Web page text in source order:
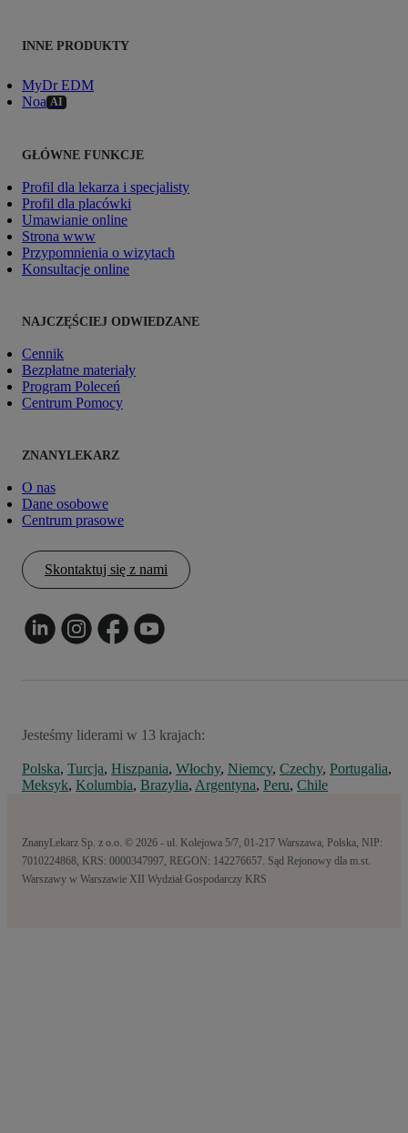
INNE PRODUKTY
MyDr EDM
Noa AI
GŁÓWNE FUNKCJE
Profil dla lekarza i specjalisty
Profil dla placówki
Umawianie online
Strona www
Przypomnienia o wizytach
Konsultacje online
NAJCZĘŚCIEJ ODWIEDZANE
Cennik
Bezpłatne materiały
Program Poleceń
Centrum Pomocy
ZNANYLEKARZ
O nas
Dane osobowe
Centrum prasowe
Skontaktuj się z nami
Jesteśmy liderami w 13 krajach:
Polska, Turcja, Hiszpania, Włochy, Niemcy, Czechy, Portugalia,
Meksyk, Kolumbia, Brazylia, Argentyna, Peru, Chile
ZnanyLekarz Sp. z o.o. © 2026 - ul. Kolejowa 5/7, 01-217 Warszawa, Polska, NIP:
7010224868, KRS: 0000347997, REGON: 142276657. Sąd Rejonowy dla m.st.
Warszawy w Warszawie XII Wydział Gospodarczy KRS